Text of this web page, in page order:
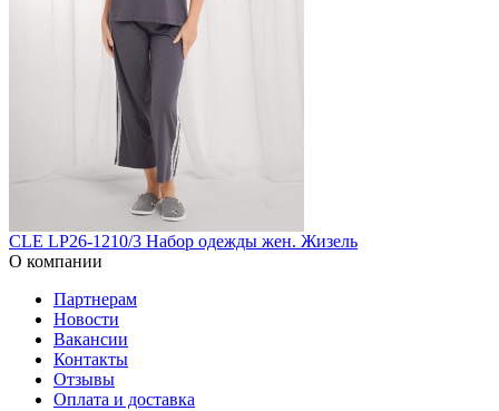
CLE LP26-1210/3 Набор одежды жен. Жизель
О компании
Партнерам
Новости
Вакансии
Контакты
Отзывы
Оплата и доставка